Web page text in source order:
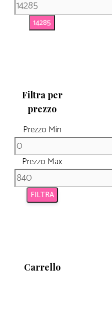
Filtra per
prezzo
Prezzo Min
Prezzo Max
FILTRA
Carrello